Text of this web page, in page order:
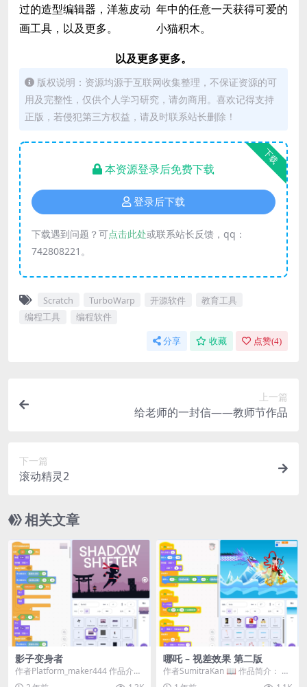
过的造型编辑器，洋葱皮动
画工具，以及更多。
年中的任意一天获得可爱的
小猫积木。
以及更多更多。
版权说明：资源均源于互联网收集整理，不保证资源的可
用及完整性，仅供个人学习研究，请勿商用。喜欢记得支持
正版，若侵犯第三方权益，请及时联系站长删除！
下载
本资源登录后免费下载
登录后下载
下载遇到问题？可点击此处或联系站长反馈，qq：
742808221。
Scratch TurboWarp 开源软件
教育工具
编程工具
编程软件
分享 收藏 点赞(4)
上一篇
给老师的一封信——教师节作品
下一篇
滚动精灵2
相关文章
影子变身者
作者Platform_maker444 作品介
绍： 🌑 欢迎来到《影子变身
哪吒 – 视差效果 第二版
作者SumitraKan 📖 作品简介：​ 这
是哪吒 – 视差效果的...